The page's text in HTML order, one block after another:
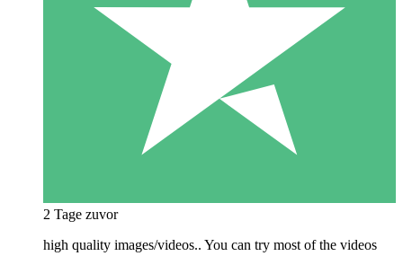
2 Tage zuvor
high quality images/videos.. You can try most of the videos